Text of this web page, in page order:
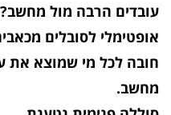
עובדים הרבה מול מחשב?
אופטימלי לסובלים
חובה לכל מי שמוצא את
מחשב.